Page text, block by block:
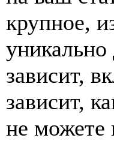
крупное,
уникально
зависит,
зависит,
не можете